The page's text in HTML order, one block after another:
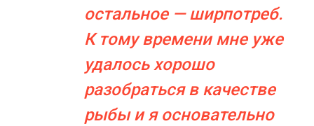
остальное — ширпотреб.
К тому времени мне уже
удалось хорошо
разобраться в качестве
рыбы и я основательно